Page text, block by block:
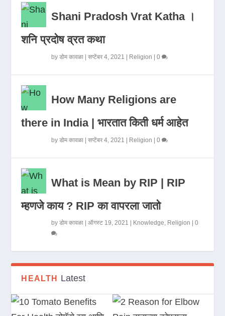
Shani Pradosh Vrat Katha ।
शनि प्रदोष व्रत कथा
byडोम कावळा |सप्टेंबर 4, 2021 Religion |0
How Many Religions are
there in India | भारतात किती धर्म आहेत
byडोम कावळा |सप्टेंबर 4, 2021 Religion |0
What is Mean by RIP | RIP
म्हणजे काय ? RIP का वापरला जातो
byडोम कावळा |ऑगस्ट 19, 2021 Knowledge, Religion |0
HEALTH Latest